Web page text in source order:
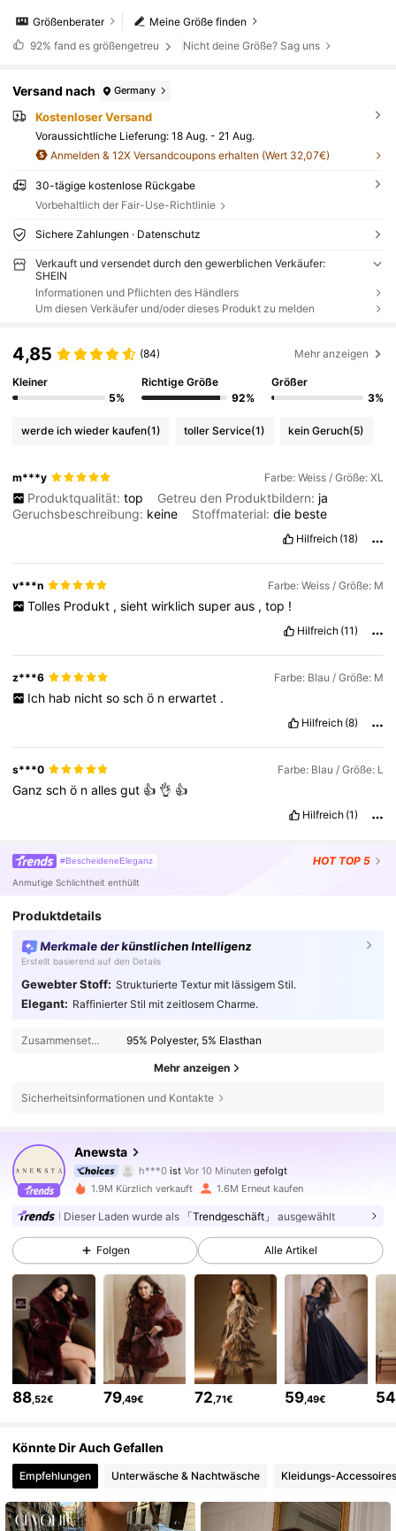
Meine Größe finden
Größenberater
92% fand es größengetreu Nicht deine Größe? Sag uns
Versand nach Germany
Kostenloser Versand
Voraussichtliche Lieferung: 18 Aug. - 21 Aug.
Anmelden & 12X Versandcoupons erhalten (Wert 32,07€)
30-tägige kostenlose Rückgabe
Vorbehaltlich der Fair-Use-Richtlinie
Sichere Zahlungen · Datenschutz
Verkauft und versendet durch den gewerblichen Verkäufer:
SHEIN
Informationen und Pflichten des Händlers
Um diesen Verkäufer und/oder dieses Produkt zu melden
4,85 (84) Mehr anzeigen
Kleiner
5%
Richtige Größe
92%
Größer
3%
werde ich wieder kaufen(1) toller Service(1) kein Geruch(5)
m***y Farbe: Weiss / Größe: XL
Produktqualität: top Getreu den Produktbildern: ja
Geruchsbeschreibung: keine Stoffmaterial:die beste
Hilfreich (18)
v***n Farbe: Weiss / Größe: M
Tolles Produkt , sieht wirklich super aus , top !
Hilfreich (11)
z***6 Farbe: Blau / Größe: M
Ich hab nicht so sch ö n erwartet .
Hilfreich (8)
s***0 Farbe: Blau / Größe: L
Ganzschö nallesgut 👍 👌 👍
Hilfreich (1)
#BescheideneEleganz HOT TOP 5
Anmutige Schlichtheit enthüllt
Produktdetails
Merkmale der künstlichen Intelligenz
Erstellt basierend auf den Details
Gewebter Stoff: Strukturierte Textur mit lässigem Stil.
Elegant: Raffinierter Stil mit zeitlosem Charme.
Zusammensetzung: 95% Polyester, 5% Elasthan
Mehr anzeigen
Sicherheitsinformationen und Kontakte
Anewsta
v***4ist am Durchsuchen
4,85
4M Follower
4M Follower
4,85 4M Follower
4,85 4M Follower
4,85 4M Follower
1.9M Kürzlich verkauft 1.6M Erneut kaufen
Dieser Laden wurde als 「Trendgeschäft」 ausgewählt
Folgen Alle Artikel
88 ,52€ 79 ,49€ 72 ,71€ 59 ,49€ 54
Könnte Dir Auch Gefallen
Empfehlungen Unterwäsche & Nachtwäsche Kleidungs-Accessoires